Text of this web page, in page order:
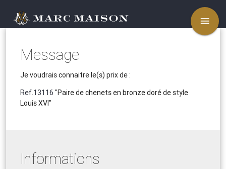
menu
Message
Je voudrais connaitre le(s) prix de :
Ref.13116 "Paire de chenets en bronze doré de style
Louis XVI"
Informations